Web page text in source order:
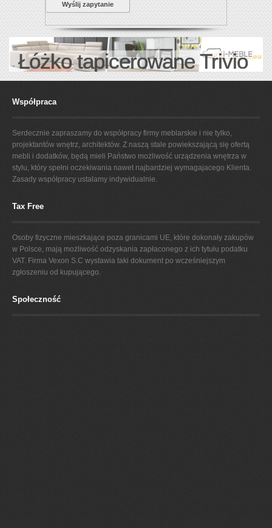
Wyślij zapytanie
Łóżko tapicerowane Trivio
Współpraca
Serdecznie zapraszamy do współpracy firmy meblarskie i nie tylko,
projektantów wnętrz, architektów. Z naszą stale powiekszającą się ofertą
mebli i dodatków, będą mieli Państwo możliwość urządzenia wnętrza w
stylu, który spełni oczekiwania nawet najbardziej wymagajacego Klienta.
Zasady współpracy ustalamy indywidualnie.
Tax Free
Osoby fizyczne mieszkające poza granicami UE, które dokonały zakupów
w Polsce, mają możliwość odzyskania zapłaconego z ich tytułu podatku
VAT. Firma Vexon S.C wystawia taki dokument po wcześniejszym
zgłoszeniu od kupującego.
Społeczność